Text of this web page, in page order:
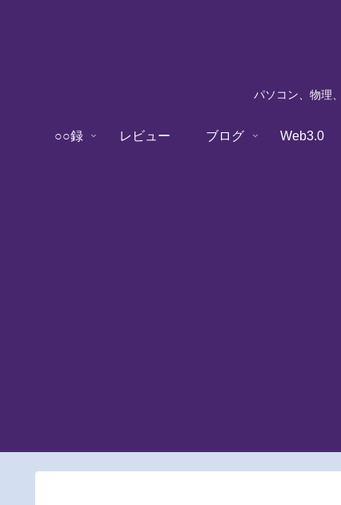
パソコン、物理
○○録 レビュー ブログ Web3.0